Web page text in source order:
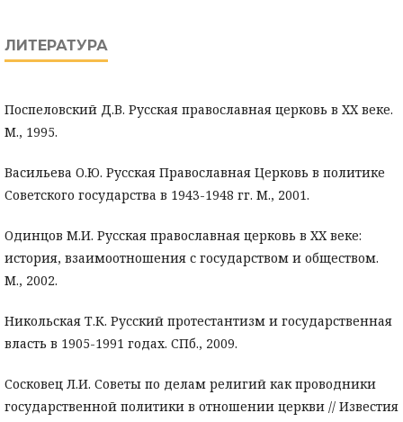
ЛИТЕРАТУРА
Поспеловский Д.В. Русская православная церковь в XX веке.
М., 1995.
Васильева О.Ю. Русская Православная Церковь в политике
Советского государства в 1943-1948 гг. М., 2001.
Одинцов М.И. Русская православная церковь в XX веке:
история, взаимоотношения с государством и обществом.
М., 2002.
Никольская Т.К. Русский протестантизм и государственная
власть в 1905-1991 годах. СПб., 2009.
Сосковец Л.И. Советы по делам религий как проводники
государственной политики в отношении церкви // Известия